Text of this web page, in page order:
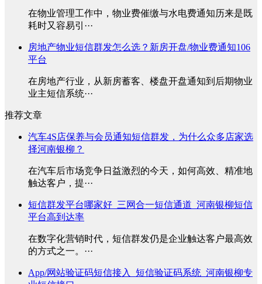
在物业管理工作中，物业费催缴与水电费通知历来是既
耗时又容易引···
房地产物业短信群发怎么选？新房开盘/物业费通知106
平台
在房地产行业，从新房蓄客、楼盘开盘通知到后期物业
业主短信系统···
推荐文章
汽车4S店保养与会员通知短信群发，为什么众多店家选
择河南银柳？
在汽车后市场竞争日益激烈的今天，如何高效、精准地
触达客户，提···
短信群发平台哪家好_三网合一短信通道_河南银柳短信
平台高到达率
在数字化营销时代，短信群发仍是企业触达客户最高效
的方式之一。···
App/网站验证码短信接入_短信验证码系统_河南银柳专